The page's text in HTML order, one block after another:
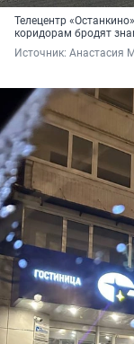
Телецентр
коридорам бродят
Источник: Анастасия